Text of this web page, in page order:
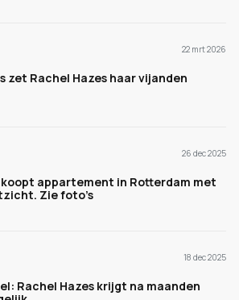
22 mrt 2026
zet Rachel Hazes haar vijanden
26 dec 2025
koopt appartement in Rotterdam met
Zie foto’s
18 dec 2025
Rachel Hazes krijgt na maanden